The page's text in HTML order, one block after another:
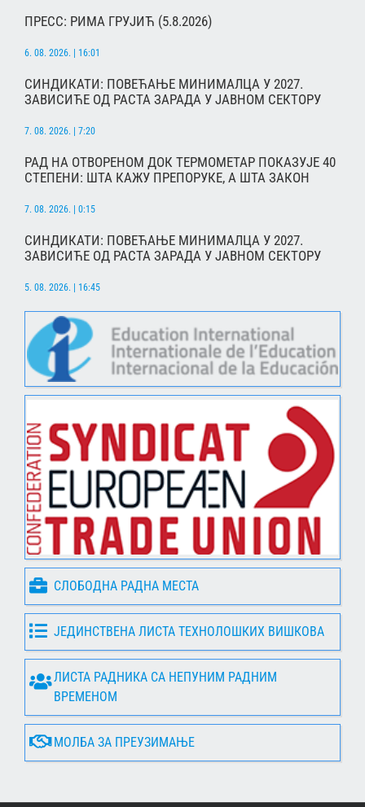
ПРЕСС: РИМА ГРУЈИЋ (5.8.2026)
6. 08. 2026. | 16:01
СИНДИКАТИ: ПОВЕЋАЊЕ МИНИМАЛЦА У 2027.
ЗАВИСИЋЕ ОД РАСТА ЗАРАДА У ЈАВНОМ СЕКТОРУ
7. 08. 2026. | 7:20
РАД НА ОТВОРЕНОМ ДОК ТЕРМОМЕТАР ПОКАЗУЈЕ 40
СТЕПЕНИ: ШТА КАЖУ ПРЕПОРУКЕ, А ШТА ЗАКОН
7. 08. 2026. | 0:15
СИНДИКАТИ: ПОВЕЋАЊЕ МИНИМАЛЦА У 2027.
ЗАВИСИЋЕ ОД РАСТА ЗАРАДА У ЈАВНОМ СЕКТОРУ
5. 08. 2026. | 16:45
СЛОБОДНА РАДНА МЕСТА
ЈЕДИНСТВЕНА ЛИСТА ТЕХНОЛОШКИХ ВИШКОВА
ЛИСТА РАДНИКА СА НЕПУНИМ РАДНИМ
ВРЕМЕНОМ
МОЛБА ЗА ПРЕУЗИМАЊЕ